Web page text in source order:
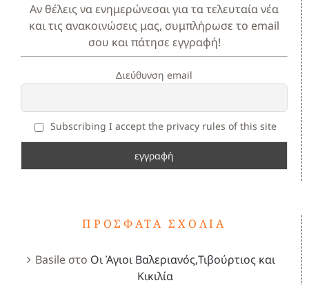
Αν θέλεις να ενημερώνεσαι για τα τελευταία νέα
και τις ανακοινώσεις μας, συμπλήρωσε το email
σου και πάτησε εγγραφή!
Διεύθυνση email
Subscribing I accept the privacy rules of this site
ΠΡΌΣΦΑΤΑ ΣΧΌΛΙΑ
Basileστο Οι Άγιοι Βαλεριανός,Τιβούρτιος και
Κικιλία